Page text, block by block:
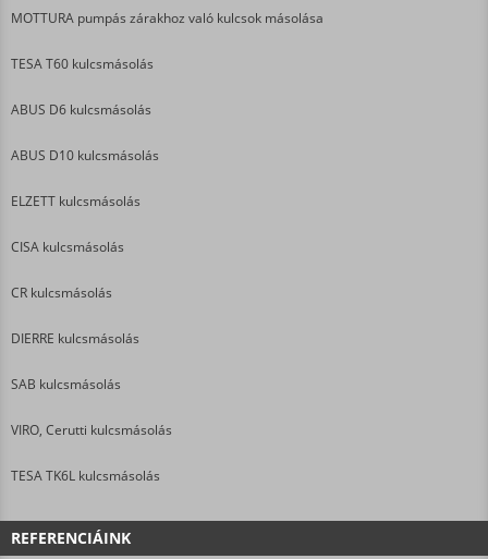
MOTTURA pumpás zárakhoz való kulcsok másolása
TESA T60 kulcsmásolás
ABUS D6 kulcsmásolás
ABUS D10 kulcsmásolás
ELZETT kulcsmásolás
CISA kulcsmásolás
CR kulcsmásolás
DIERRE kulcsmásolás
SAB kulcsmásolás
VIRO, Cerutti kulcsmásolás
TESA TK6L kulcsmásolás
REFERENCIÁINK